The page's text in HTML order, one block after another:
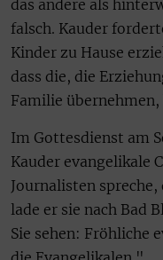
das andere als
falsch. Kauder
Kinder zu Hause
dass die, die
Familie
Im Gottesdienst am
Kauder evangelikale
Journalisten
lade er sie nach Bad
Sie sehen: Fröhliche